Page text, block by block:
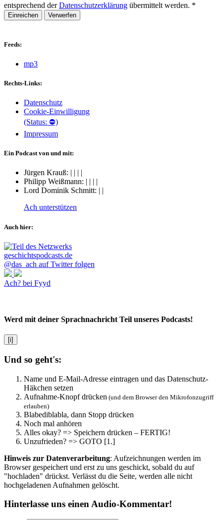
entsprechend derDatenschutzerklärung übermittelt werden. *
Einreichen Verwerfen
Feeds:
mp3
Rechts-Links:
Datenschutz
Cookie-Einwilligung
(Status: ⛔)
Impressum
Ein Podcast von und mit:
Jürgen Krauß: | | | |
Philipp Weißmann: | | | |
Lord Dominik Schmitt: | |
Ach unterstützen
Auch hier:
@das_ach auf Twitter folgen
Ach? bei Fyyd
Werd mit deiner Sprachnachricht Teil unseres Podcasts!
[i]
Und so geht's:
Name und E-Mail-Adresse eintragen und das Datenschutz-
Häkchen setzen
Aufnahme-Knopf drücken (und dem Browser den Mikrofonzugriff
erlauben)
Blabediblabla, dann Stopp drücken
Noch mal anhören
Alles okay? => Speichern drücken – FERTIG!
Unzufrieden? => GOTO [1.]
Hinweis zur Datenverarbeitung: Aufzeichnungen werden im
Browser gespeichert und erst zu uns geschickt, sobald du auf
"hochladen" drückst. Verlässt du die Seite, werden alle nicht
hochgeladenen Aufnahmen gelöscht.
Hinterlasse uns einen Audio-Kommentar!